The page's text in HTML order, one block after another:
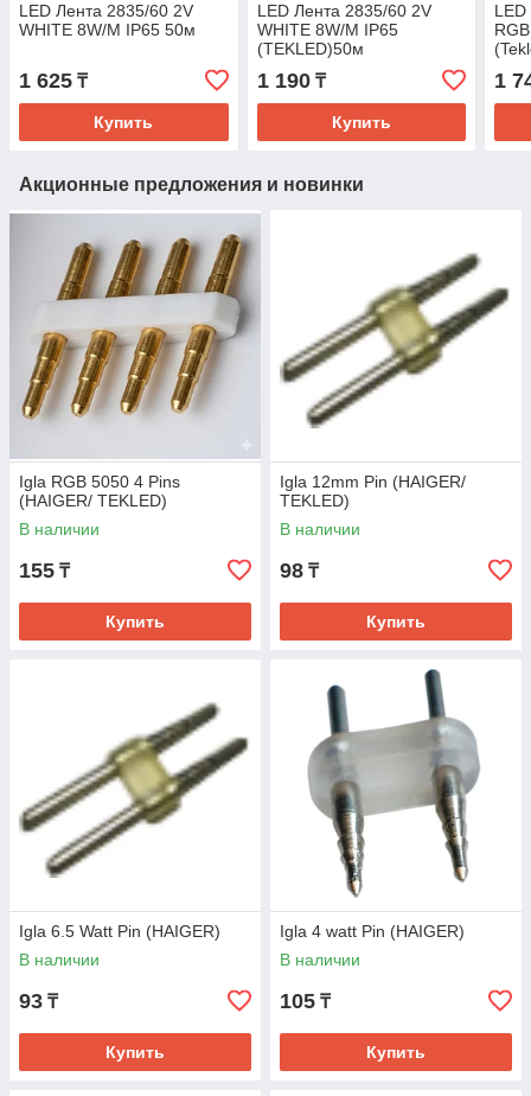
LED Лента 2835/60 2V
WHITE 8W/M IP65 50м
1 625 ₸
Купить
LED Лента 2835/60 2V
WHITE 8W/M IP65
(TEKLED)50м
1 190₸
Купить
1
Акционные предложения и новинки
Igla RGB 5050 4 Pins
(HAIGER/ TEKLED)
В наличии
155 ₸
Купить
Igla 12mm Pin (HAIGER/
TEKLED)
В наличии
98 ₸
Купить
Igla 6.5 Watt Pin (HAIGER)
В наличии
93 ₸
Купить
Igla 4 watt Pin (HAIGER)
В наличии
105 ₸
Купить